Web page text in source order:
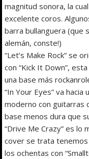
magnitud sonora, la
excelente coros.
barra bullanguera (que
alemán, conste!)
“Let’s Make Rock” se
con “Kick It Down”,
una base más
“In Your Eyes” va
moderno con guitarras
base menos dura que
“Drive Me Crazy” es lo
cover se trata
los ochentas con